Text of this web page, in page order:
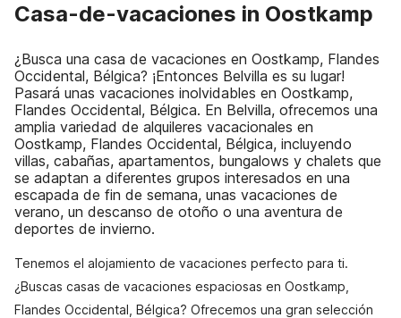
Casa-de-vacaciones in Oostkamp
¿Busca una casa de vacaciones en Oostkamp, Flandes
Occidental, Bélgica? ¡Entonces Belvilla es su lugar!
Pasará unas vacaciones inolvidables en Oostkamp,
Flandes Occidental, Bélgica. En Belvilla, ofrecemos una
amplia variedad de alquileres vacacionales en
Oostkamp, Flandes Occidental, Bélgica, incluyendo
villas, cabañas, apartamentos, bungalows y chalets que
se adaptan a diferentes grupos interesados en una
escapada de fin de semana, unas vacaciones de
verano, un descanso de otoño o una aventura de
deportes de invierno.
Tenemos el alojamiento de vacaciones perfecto para ti.
¿Buscas casas de vacaciones espaciosas en Oostkamp,
Flandes Occidental, Bélgica? Ofrecemos una gran selección